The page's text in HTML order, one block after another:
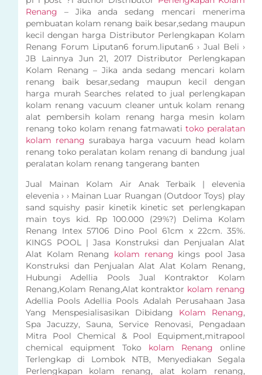
Renang – Jika anda sedang mencari menerima
pembuatan kolam renang baik besar,sedang maupun
kecil dengan harga Distributor Perlengkapan Kolam
Renang Forum Liputan6 forum.liputan6 › Jual Beli ›
JB Lainnya Jun 21, 2017 Distributor Perlengkapan
Kolam Renang – Jika anda sedang mencari kolam
renang baik besar,sedang maupun kecil dengan
harga murah Searches related to jual perlengkapan
kolam renang vacuum cleaner untuk kolam renang
alat pembersih kolam renang harga mesin kolam
renang toko kolam renang fatmawati toko peralatan
kolam renang surabaya harga vacuum head kolam
renang toko peralatan kolam renang di bandung jual
peralatan kolam renang tangerang banten
Jual Mainan Kolam Air Anak Terbaik | elevenia
elevenia › › Mainan Luar Ruangan (Outdoor Toys) play
sand squishy pasir kinetik kinetic set perlengkapan
main toys kid. Rp 100.000 (29%?) Delima Kolam
Renang Intex 57106 Dino Pool 61cm x 22cm. 35%.
KINGS POOL | Jasa Konstruksi dan Penjualan Alat
Alat Kolam Renang kolam renang kings pool Jasa
Konstruksi dan Penjualan Alat Alat Kolam Renang,
Hubungi Adellia Pools Jual Kontraktor Kolam
Renang,Kolam Renang,Alat kontraktor kolam renang
Adellia Pools Adellia Pools Adalah Perusahaan Jasa
Yang Menspesialisasikan Dibidang Kolam Renang,
Spa Jacuzzy, Sauna, Service Renovasi, Pengadaan
Mitra Pool Chemical & Pool Equipment,mitrapool
chemical equipment Toko kolam Renang online
Terlengkap di Lombok NTB, Menyediakan Segala
Perlengkapan kolam renang, alat kolam renang,